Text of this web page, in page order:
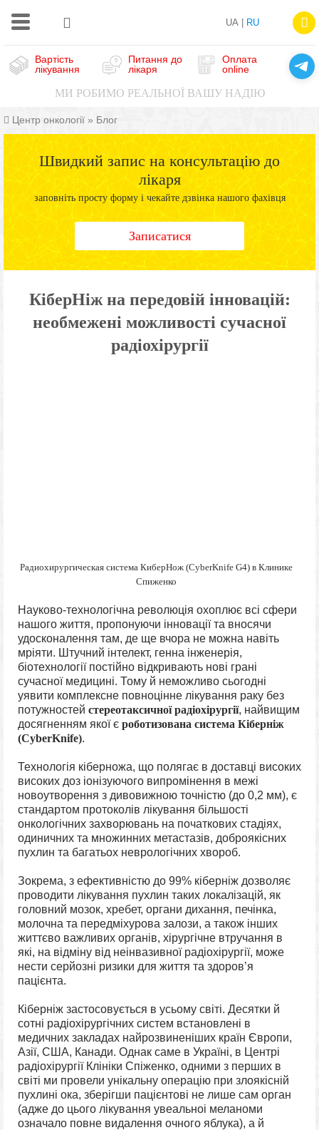
UA | RU
Вартість
лікування
Питання до
лікаря
Оплата
online
МИ РОБИМО РЕАЛЬНОЇ ВАШУ НАДІЮ
Центр онкології » Блог
Швидкий запис на консультацію до
лікаря
заповніть просту форму і чекайте дзвінка нашого фахівця
Записатися
КіберНіж на передовій інновацій:
необмежені можливості сучасної
радіохірургії
Радиохирургическая система КиберНож (CyberKnife G4) в Клинике
Спиженко
Науково-технологічна революція охоплює всі сфери
нашого життя, пропонуючи інновації та вносячи
удосконалення там, де ще вчора не можна навіть
мріяти. Штучний інтелект, генна інженерія,
біотехнології постійно відкривають нові грані
сучасної медицині. Тому й неможливо сьогодні
уявити комплексне повноцінне лікування раку без
потужностей стереотаксичної радіохірургії, найвищим
досягненням якої є роботизована система Кіберніж
(CyberKnife).
Технологія кіберножа, що полягає в доставці високих
високих доз іонізуючого випромінення в межі
новоутворення з дивовижною точністю (до 0,2 мм), є
стандартом протоколів лікування більшості
онкологічних захворювань на початкових стадіях,
одиничних та множинних метастазів, доброякісних
пухлин та багатьох неврологічних хвороб.
Зокрема, з ефективністю до 99% кіберніж дозволяє
проводити лікування пухлин таких локалізацій, як
головний мозок, хребет, органи дихання, печінка,
молочна та передміхурова залози, а також інших
життєво важливих органів, хірургічне втручання в
які, на відміну від неінвазивної радіохірургії, може
нести серйозні ризики для життя та здоровʼя
пацієнта.
Кіберніж застосовується в усьому світі. Десятки й
сотні радіохірургічних систем встановлені в
медичних закладах найрозвиненіших країн Європи,
Азії, США, Канади. Однак саме в Україні, в Центрі
радіохірургії Клініки Спіженко, одними з перших в
світі ми провели унікальну операцію при злоякісній
пухлині ока, зберігши пацієнтові не лише сам орган
(адже до цього лікування увеальноі меланоми
означало повне видалення очного яблука), а й